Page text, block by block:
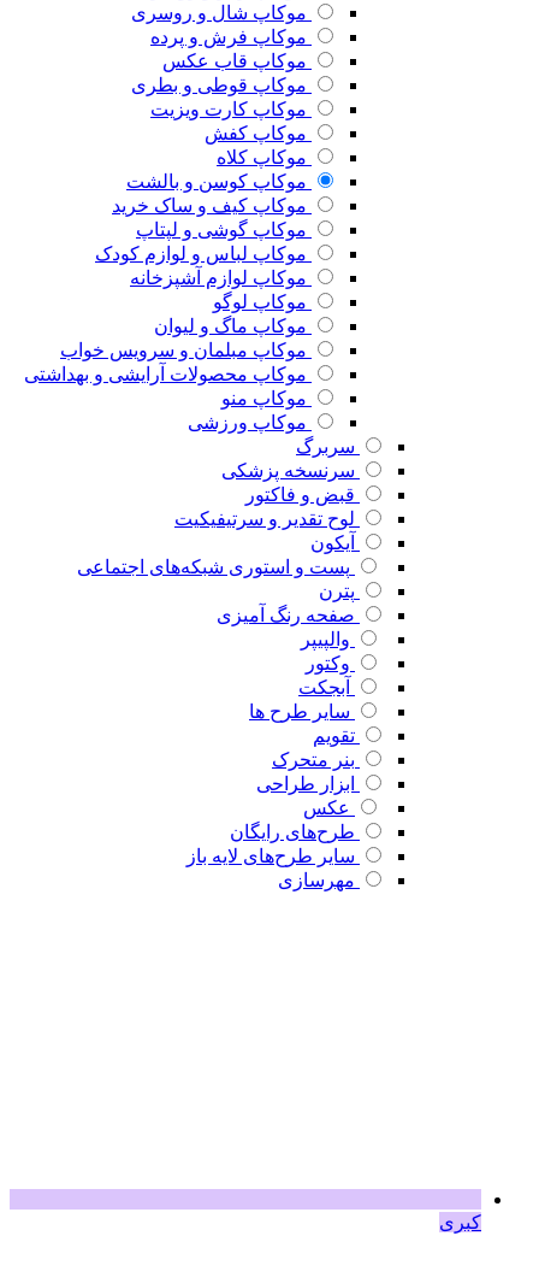
موکاپ شال و روسری
موکاپ فرش و پرده
موکاپ قاب عکس
موکاپ قوطی و بطری
موکاپ کارت ویزیت
موکاپ کفش
موکاپ کلاه
موکاپ کوسن و بالشت
موکاپ کیف و ساک خرید
موکاپ گوشی و لپتاپ
موکاپ لباس و لوازم کودک
موکاپ لوازم آشپزخانه
موکاپ لوگو
موکاپ ماگ و لیوان
موکاپ مبلمان و سرویس خواب
موکاپ محصولات آرایشی و بهداشتی
موکاپ منو
موکاپ ورزشی
سربرگ
سرنسخه پزشکی
قبض و فاکتور
لوح تقدیر و سرتیفیکیت
آیکون
پست و استوری شبکه‌های اجتماعی
پترن
صفحه رنگ آمیزی
والپیپر
وکتور
آبجکت
سایر طرح ها
تقویم
بنر متحرک
ابزار طراحی
عکس
طرح‌های رایگان
سایر طرح‌های لایه باز
مهرسازی
کبری